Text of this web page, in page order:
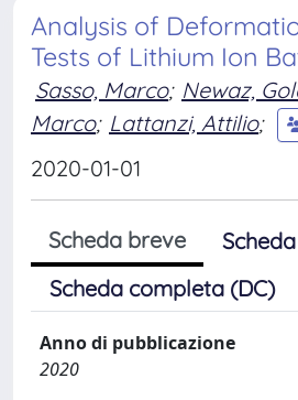
Analysis of
Tests of Lithium Ion
Sasso, Marco; Newaz,
Marco; Lattanzi, Attilio;
2020-01-01
Scheda breve
Scheda completa (DC)
Anno di pubblicazione
2020